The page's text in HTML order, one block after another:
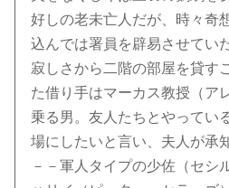
好しの老未亡人だが、時々奇
込んでは署員を辟易させてい
寂しさから二階の部屋を貸す
た借り手はマーカス教授（ア
乗る男。友人たちとやってい
場にしたいと言い、夫人が承
－－軍人タイプの少佐（セシ